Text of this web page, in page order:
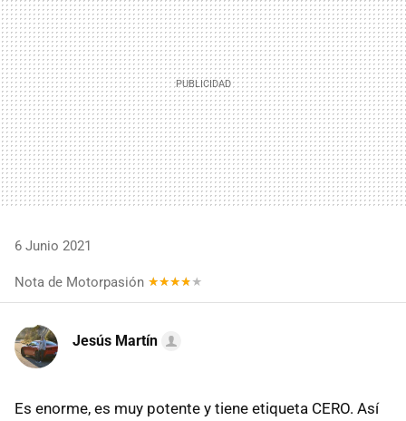
6 Junio 2021
Nota de Motorpasión
Jesús Martín
Es enorme, es muy potente y tiene etiqueta CERO. Así